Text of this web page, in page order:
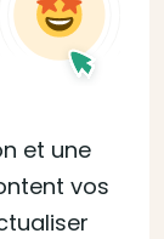
et une
vos